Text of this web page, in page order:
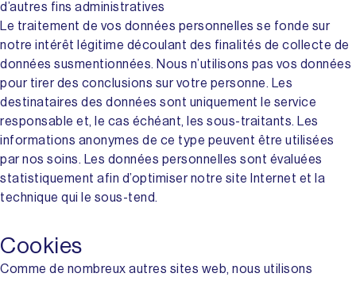
d’autres fins administratives
Le traitement de vos données personnelles se fonde sur
notre intérêt légitime découlant des finalités de collecte de
données susmentionnées. Nous n’utilisons pas vos données
pour tirer des conclusions sur votre personne. Les
destinataires des données sont uniquement le service
responsable et, le cas échéant, les sous-traitants. Les
informations anonymes de ce type peuvent être utilisées
par nos soins. Les données personnelles sont évaluées
statistiquement afin d’optimiser notre site Internet et la
technique qui le sous-tend.
Cookies
Comme de nombreux autres sites web, nous utilisons